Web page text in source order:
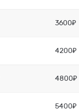
3600₽
4200₽
4800₽
5400₽